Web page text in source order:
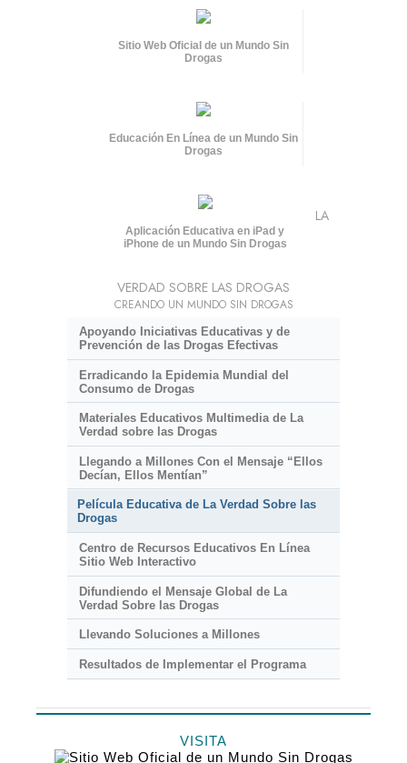
Sitio Web Oficial de un Mundo Sin
Drogas
Educación En Línea de un Mundo Sin
Drogas
Aplicación Educativa en iPad y
iPhone de un Mundo Sin Drogas
LA
VERDAD SOBRE LAS DROGAS
CREANDO UN MUNDO SIN DROGAS
Apoyando Iniciativas Educativas y de
Prevención de las Drogas Efectivas
Erradicando la Epidemia Mundial del
Consumo de Drogas
Materiales Educativos Multimedia de La
Verdad sobre las Drogas
Llegando a Millones Con el Mensaje “Ellos
Decían, Ellos Mentían”
Película Educativa de La Verdad Sobre las
Drogas
Centro de Recursos Educativos En Línea
Sitio Web Interactivo
Difundiendo el Mensaje Global de La
Verdad Sobre las Drogas
Llevando Soluciones a Millones
Resultados de Implementar el Programa
VISITA